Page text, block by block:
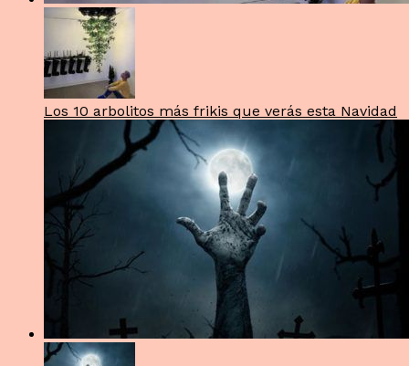
Los 10 arbolitos más frikis que verás esta Navidad